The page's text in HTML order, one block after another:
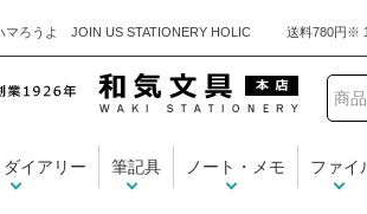
マろうよ JOIN US STATIONERY HOLIC
イアリー 筆記具 ノート・メモ ファイ